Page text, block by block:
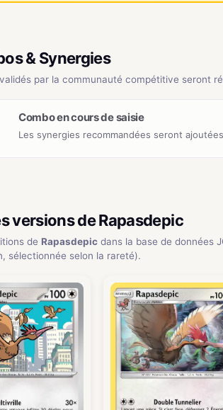
& Synergies
par la communauté compétitive seront
Combo en cours de saisie
Les synergies recommandées seront
versions de Rapasdepic
de Rapasdepic dans la base de données
sélectionnée selon la rareté).